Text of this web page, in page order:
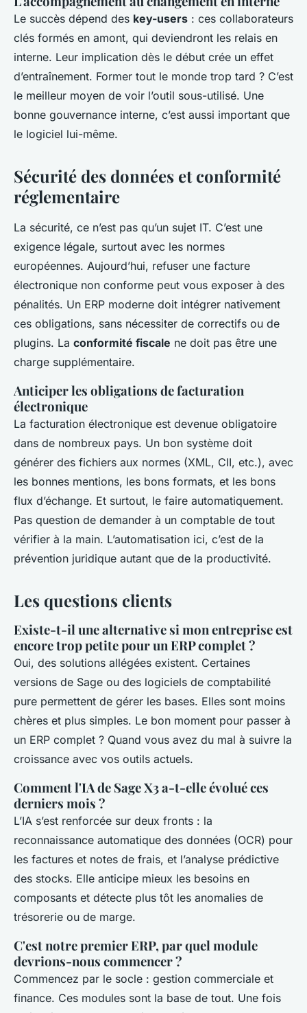
Le succès dépend des key-users : ces collaborateurs
clés formés en amont, qui deviendront les relais en
interne. Leur implication dès le début crée un effet
d’entraînement. Former tout le monde trop tard ? C’est
le meilleur moyen de voir l’outil sous-utilisé. Une
bonne gouvernance interne, c’est aussi important que
le logiciel lui-même.
Sécurité des données et conformité
réglementaire
La sécurité, ce n’est pas qu’un sujet IT. C’est une
exigence légale, surtout avec les normes
européennes. Aujourd’hui, refuser une facture
électronique non conforme peut vous exposer à des
pénalités. Un ERP moderne doit intégrer nativement
ces obligations, sans nécessiter de correctifs ou de
plugins. La conformité fiscale ne doit pas être une
charge supplémentaire.
Anticiper les obligations de facturation
électronique
La facturation électronique est devenue obligatoire
dans de nombreux pays. Un bon système doit
générer des fichiers aux normes (XML, CII, etc.), avec
les bonnes mentions, les bons formats, et les bons
flux d’échange. Et surtout, le faire automatiquement.
Pas question de demander à un comptable de tout
vérifier à la main. L’automatisation ici, c’est de la
prévention juridique autant que de la productivité.
Les questions clients
Existe-t-il une alternative si mon entreprise est
encore trop petite pour un ERP complet ?
Oui, des solutions allégées existent. Certaines
versions de Sage ou des logiciels de comptabilité
pure permettent de gérer les bases. Elles sont moins
chères et plus simples. Le bon moment pour passer à
un ERP complet ? Quand vous avez du mal à suivre la
croissance avec vos outils actuels.
Comment l'IA de Sage X3 a-t-elle évolué ces
derniers mois ?
L’IA s’est renforcée sur deux fronts : la
reconnaissance automatique des données (OCR) pour
les factures et notes de frais, et l’analyse prédictive
des stocks. Elle anticipe mieux les besoins en
composants et détecte plus tôt les anomalies de
trésorerie ou de marge.
C'est notre premier ERP, par quel module
devrions-nous commencer ?
Commencez par le socle : gestion commerciale et
finance. Ces modules sont la base de tout. Une fois